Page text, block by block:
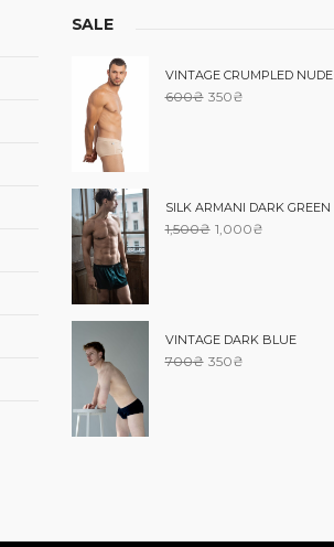
SALE
VINTAGE CRUMPLED NUDE
600₴ 350₴
SILK ARMANI DARK GREEN
1,500₴ 1,000₴
VINTAGE DARK BLUE
700₴ 350₴